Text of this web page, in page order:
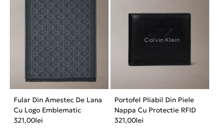
Fular Din Amestec De Lana
Cu Logo Emblematic
321,00lei
Portofel Pliabil Din Piele
Nappa Cu Protectie RFID
321,00lei